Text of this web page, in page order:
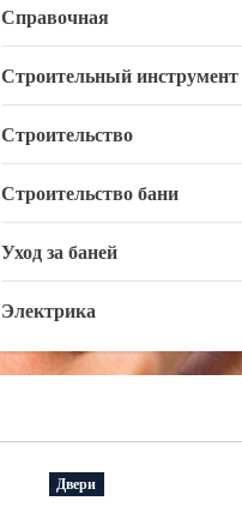
Справочная
Строительный инструмент
Строительство
Строительство бани
Уход за баней
Электрика
Двери